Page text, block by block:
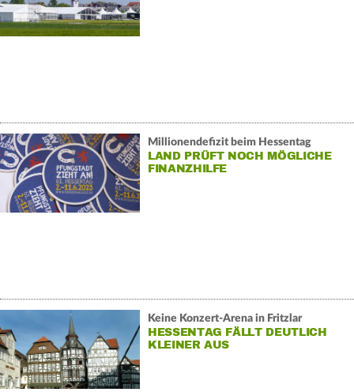
Millionendefizit beim Hessentag
LAND PRÜFT NOCH MÖGLICHE
FINANZHILFE
Keine Konzert-Arena in Fritzlar
HESSENTAG FÄLLT DEUTLICH
KLEINER AUS